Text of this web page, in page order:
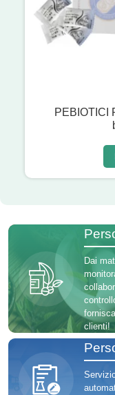
PEBIOTICI
Dai
clienti!